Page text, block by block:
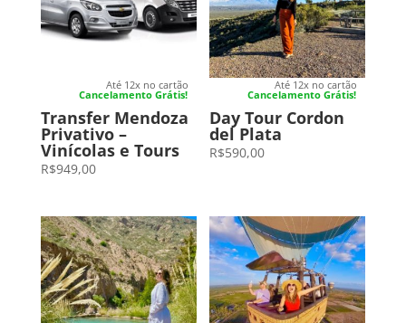
Até 12x no cartão
Cancelamento Grátis!
Transfer Mendoza
Privativo –
Vinícolas e Tours
R$949,00
Até 12x no cartão
Cancelamento Grátis!
Day Tour Cordon
del Plata
R$590,00